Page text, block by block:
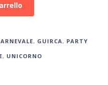
, GUIRCA, PARTY
, UNICORNO